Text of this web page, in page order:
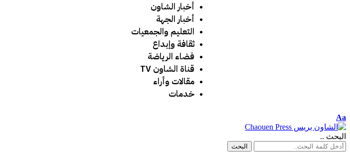
أخبار الشاون
أخبار الجهة
التعليم والجمعيات
ثقافة وإبداع
فضاء الرياضة
قناة الشاون TV
مقالات وأراء
خدمات
Aa
البحث ..